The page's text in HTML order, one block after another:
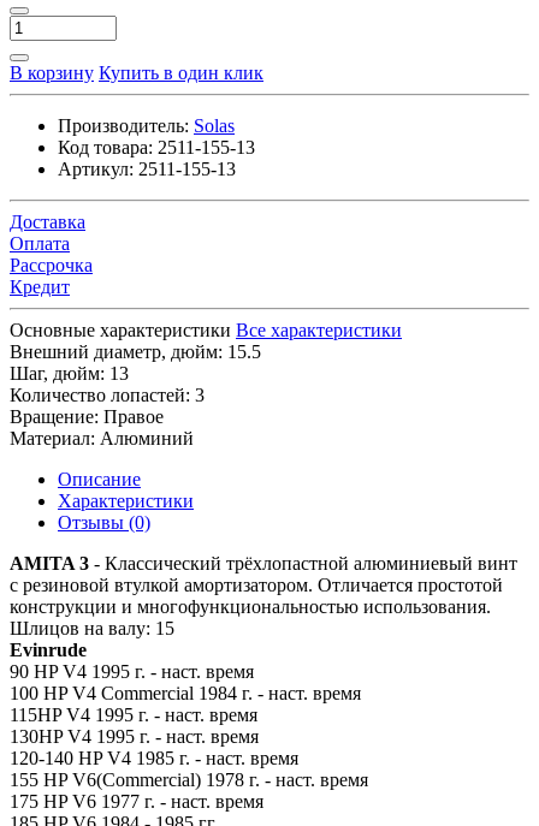
В корзину Купить в один клик
Производитель: Solas
Код товара: 2511-155-13
Артикул: 2511-155-13
Доставка
Оплата
Рассрочка
Кредит
Основные характеристики Все характеристики
Внешний диаметр, дюйм: 15.5
Шаг, дюйм: 13
Количество лопастей: 3
Вращение: Правое
Материал: Алюминий
Описание
Характеристики
Отзывы (0)
AMITA 3 - Классический трёхлопастной алюминиевый винт
с резиновой втулкой амортизатором. Отличается простотой
конструкции и многофункциональностью использования.
Шлицов на валу: 15
Evinrude
90 HP V4 1995 г. - наст. время
100 HP V4 Commercial 1984 г. - наст. время
115HP V4 1995 г. - наст. время
130HP V4 1995 г. - наст. время
120-140 HP V4 1985 г. - наст. время
155 HP V6(Commercial) 1978 г. - наст. время
175 HP V6 1977 г. - наст. время